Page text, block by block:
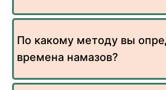
По какому методу вы
времена намазов?